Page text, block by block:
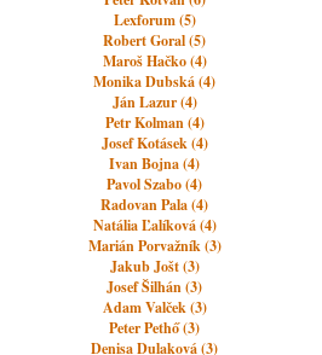
Lexforum (5)
Robert Goral (5)
Maroš Hačko (4)
Monika Dubská (4)
Ján Lazur (4)
Petr Kolman (4)
Josef Kotásek (4)
Ivan Bojna (4)
Pavol Szabo (4)
Radovan Pala (4)
Natália Ľalíková (4)
Marián Porvažník (3)
Jakub Jošt (3)
Josef Šilhán (3)
Adam Valček (3)
Peter Pethő (3)
Denisa Dulaková (3)